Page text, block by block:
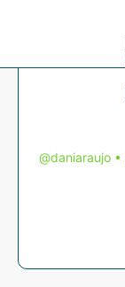
@daniaraujo •